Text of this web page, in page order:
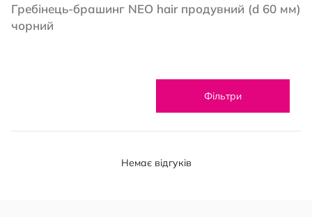
Гребінець-брашинг NEO hair продувний (d 60 мм)
чорний
Фільтри
Немає відгуків